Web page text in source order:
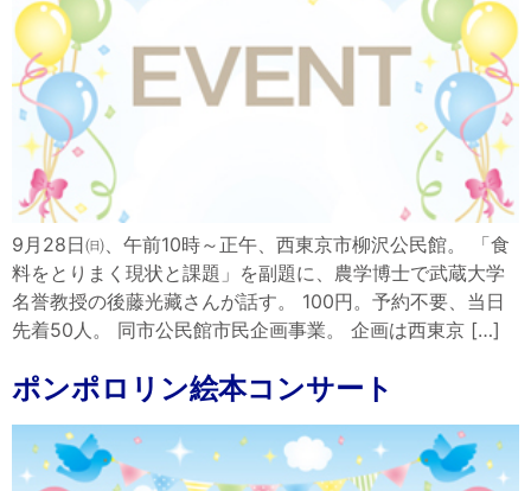
9月28日㈰、午前10時～正午、西東京市柳沢公民館。 「食
料をとりまく現状と課題」を副題に、農学博士で武蔵大学
名誉教授の後藤光藏さんが話す。 100円。予約不要、当日
先着50人。 同市公民館市民企画事業。 企画は西東京 […]
ポンポロリン絵本コンサート